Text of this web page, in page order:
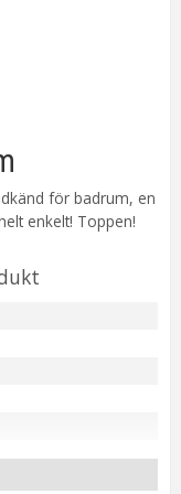
för badrum, en
enkelt! Toppen!